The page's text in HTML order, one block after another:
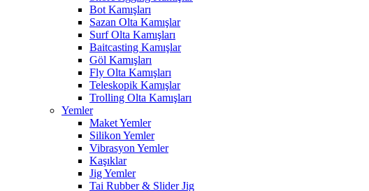
Bot Kamışları
Sazan Olta Kamışlar
Surf Olta Kamışları
Baitcasting Kamışlar
Göl Kamışları
Fly Olta Kamışları
Teleskopik Kamışlar
Trolling Olta Kamışları
Yemler
Maket Yemler
Silikon Yemler
Vibrasyon Yemler
Kaşıklar
Jig Yemler
Tai Rubber & Slider Jig